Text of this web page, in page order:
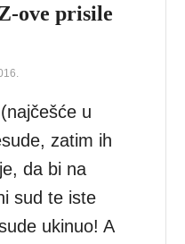
ove prisile
u
zatim ih
da bi na
sud te iste
ukinuo! A